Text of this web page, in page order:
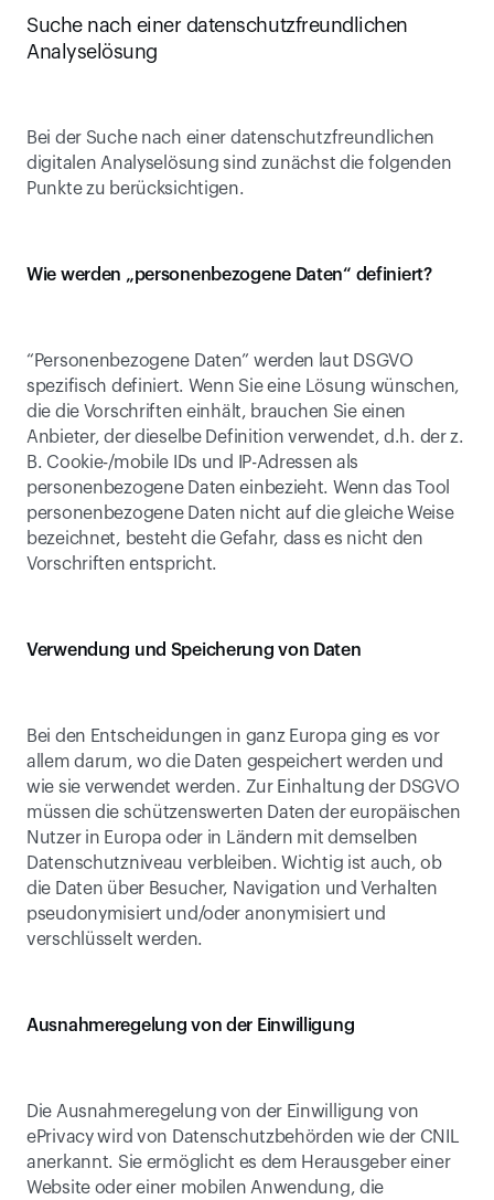
Suche nach einer datenschutzfreundlichen
Analyselösung
Bei der Suche nach einer datenschutzfreundlichen
digitalen Analyselösung sind zunächst die folgenden
Punkte zu berücksichtigen.
Wie werden „personenbezogene Daten“ definiert?
“Personenbezogene Daten” werden laut DSGVO
spezifisch definiert. Wenn Sie eine Lösung wünschen,
die die Vorschriften einhält, brauchen Sie einen
Anbieter, der dieselbe Definition verwendet, d.h. der z.
B. Cookie-/mobile IDs und IP-Adressen als
personenbezogene Daten einbezieht. Wenn das Tool
personenbezogene Daten nicht auf die gleiche Weise
bezeichnet, besteht die Gefahr, dass es nicht den
Vorschriften entspricht.
Verwendung und Speicherung von Daten
Bei den Entscheidungen in ganz Europa ging es vor
allem darum, wo die Daten gespeichert werden und
wie sie verwendet werden. Zur Einhaltung der DSGVO
müssen die schützenswerten Daten der europäischen
Nutzer in Europa oder in Ländern mit demselben
Datenschutzniveau verbleiben. Wichtig ist auch, ob
die Daten über Besucher, Navigation und Verhalten
pseudonymisiert und/oder anonymisiert und
verschlüsselt werden.
Ausnahmeregelung von der Einwilligung
Die Ausnahmeregelung von der Einwilligung von
ePrivacy wird von Datenschutzbehörden wie der CNIL
anerkannt. Sie ermöglicht es dem Herausgeber einer
Website oder einer mobilen Anwendung, die